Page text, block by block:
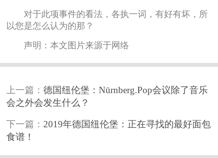
对于此项事件的看法，各执一词，有好有坏，所
以您是怎么认为的那？
声明：本文图片来源于网络
上一篇：德国纽伦堡：Nürnberg.Pop会议除了音乐
会之外会发生什么？
下一篇：2019年德国纽伦堡：正在寻找的最好面包
食谱！